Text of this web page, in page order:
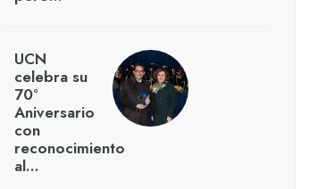
UCN
celebra su
70°
Aniversario
con
reconocimiento
al…